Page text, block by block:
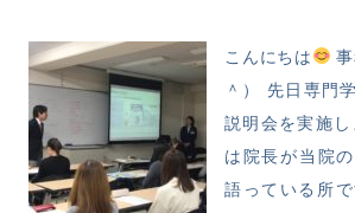
こんにちは
＾） 先日専門
説明会を実施し
は院長が当院
語っている所で